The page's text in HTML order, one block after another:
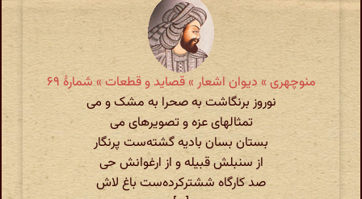
منوچهری » دیوان اشعار » قصاید و قطعات » شمارهٔ ۶۹
نوروز برنگاشت به صحرا به مشک و می
تمثالهای عزه و تصویرهای می
بستان بسان بادیه گشته‌ست پرنگار
از سنبلش قبیله و از ارغوانش حی
صد کارگاه ششترکرده‌ست باغ لاش